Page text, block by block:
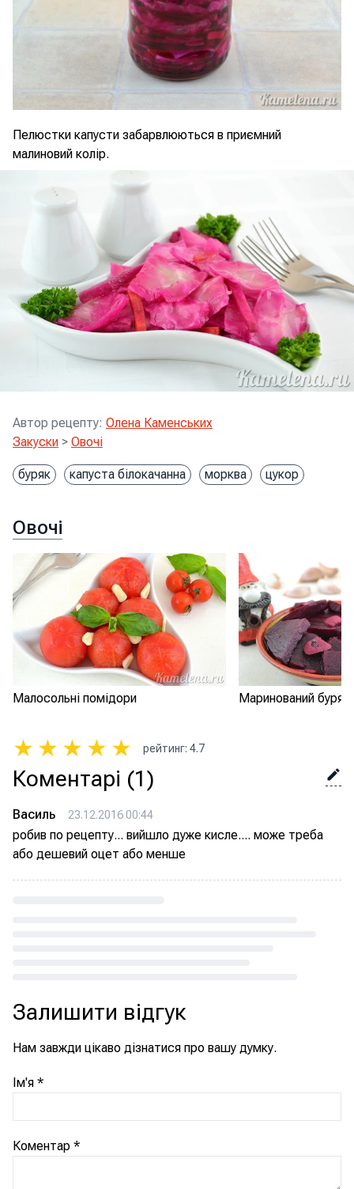
Пелюстки капусти забарвлюються в приємний
малиновий колір.
Автор рецепту: Олена Каменських
Закуски > Овочі
буряк капуста білокачанна морква цукор
Овочі
Малосольні помідори Маринований
★ ★ ★ ★ ★ рейтинг: 4.7
Коментарі (1)
Василь 23.12.2016 00:44
робив по рецепту... вийшло дуже кисле.... може треба
або дешевий оцет або менше
Залишити відгук
Нам завжди цікаво дізнатися про вашу думку.
Ім'я *
Коментар *